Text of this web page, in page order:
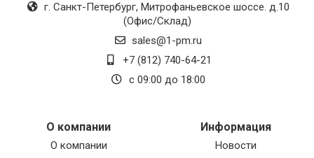
г. Санкт-Петербург, Митрофаньевское шоссе. д.10
(Офис/Склад)
sales@1-pm.ru
+7 (812) 740-64-21
с 09:00 до 18:00
О компании
О компании
Информация
Новости